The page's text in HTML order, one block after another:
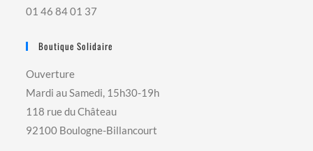
01 46 84 01 37
Boutique Solidaire
Ouverture
Mardi au Samedi, 15h30-19h
118 rue du Château
92100 Boulogne-Billancourt